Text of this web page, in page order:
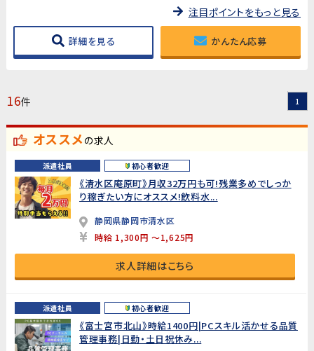
注目ポイントをもっと見る
詳細を見る かんたん応募
16件 1
オススメの求人
派遣社員 初心者歓迎
《清水区庵原町》月収32万円も可!残業多めでしっか
り稼ぎたい方にオススメ!飲料水...
静岡県静岡市清水区
時給 1,300円 ～1,625円
求人詳細はこちら
派遣社員 初心者歓迎
《富士宮市北山》時給1400円|PCスキル活かせる品質
管理事務|日勤・土日祝休み...